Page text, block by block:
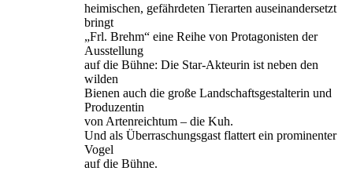
heimischen, gefährdeten Tierarten auseinandersetzt
bringt
„Frl. Brehm“ eine Reihe von Protagonisten der
Ausstellung
auf die Bühne: Die Star-Akteurin ist neben den
wilden
Bienen auch die große Landschaftsgestalterin und
Produzentin
von Artenreichtum – die Kuh.
Und als Überraschungsgast flattert ein prominenter
Vogel
auf die Bühne.